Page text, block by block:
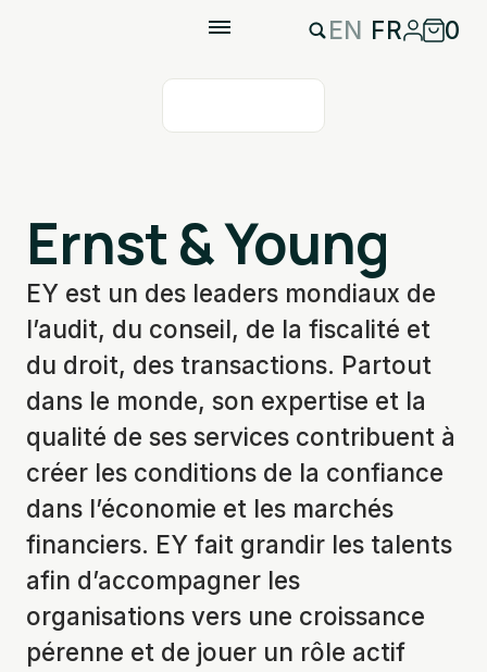
EN FR 0
Ernst & Young
EY est un des leaders mondiaux de
l’audit, du conseil, de la fiscalité et
du droit, des transactions. Partout
dans le monde, son expertise et la
qualité de ses services contribuent à
créer les conditions de la confiance
dans l’économie et les marchés
financiers. EY fait grandir les talents
afin d’accompagner les
organisations vers une croissance
pérenne et de jouer un rôle actif